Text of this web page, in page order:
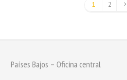
1 2
Países Bajos – Oficina central